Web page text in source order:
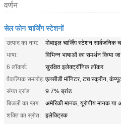
वर्णन
सेल फोन चार्जिंग स्टेशनों
उत्पाद का नाम:
मोबाइल चार्जिंग स्टेशन
भाषा:
विभिन्न भाषाओं का समर्थन किया
6 लॉकर्स:
सुरक्षित इलेक्ट्रॉनिक लॉकर
वैकल्पिक समारोह:एलसीडी मॉनिटर, टच स्क्रीन,
संगत ब्रांड:
9 7% ब्रांड
बिजली का प्लग:
अमेरिकी मानक, यूरोपीय मानक या
शक्ति का स्रोत:
इलेक्ट्रिक